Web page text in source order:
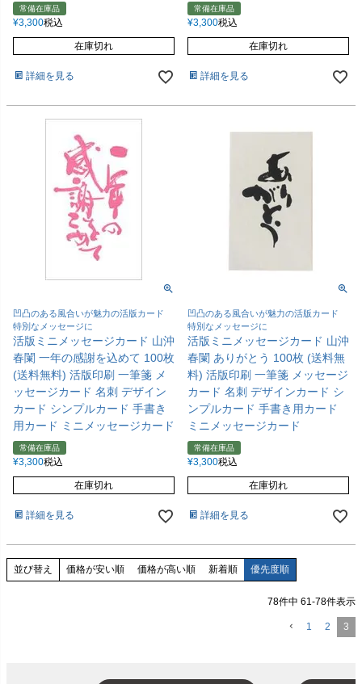
常備在庫品
¥3,300税込
在庫切れ
詳細を見る
常備在庫品
¥3,300税込
在庫切れ
詳細を見る
凹凸のある風合いが魅力の活版カード
特別なメッセージに
活版ミニメッセージカード 山沖
春闌 一年の感謝を込めて 100枚
(送料無料) 活版印刷 一筆箋 メ
ッセージカード 名刺 デザイン
カード シンプルカード 手書き
用カード ミニメッセージカード
常備在庫品
¥3,300税込
在庫切れ
詳細を見る
凹凸のある風合いが魅力の活版カード
特別なメッセージに
活版ミニメッセージカード 山沖
春闌 ありがとう 100枚 (送料無
料) 活版印刷 一筆箋 メッセージ
カード 名刺 デザインカード シ
ンプルカード 手書き用カード
ミニメッセージカード
常備在庫品
¥3,300税込
在庫切れ
詳細を見る
並び替え 価格が安い順 価格が高い順 新着順 優先度順
78件中 61 -78件表示
1 2 3